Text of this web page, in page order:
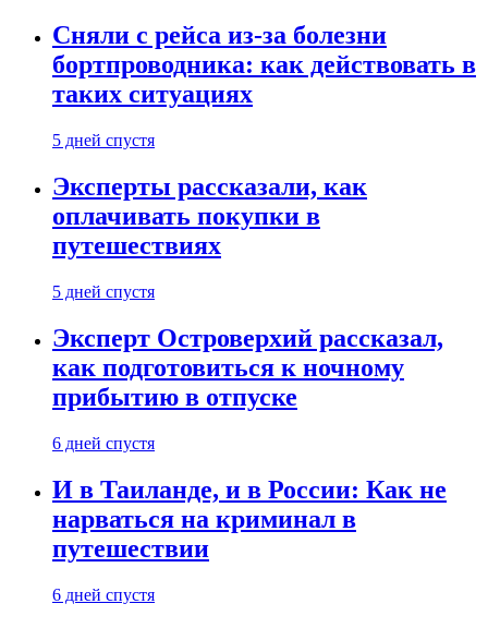
Сняли с рейса из-за болезни
бортпроводника: как действовать в
таких ситуациях
5 дней спустя
Эксперты рассказали, как
оплачивать покупки в
путешествиях
5 дней спустя
Эксперт Островерхий рассказал,
как подготовиться к ночному
прибытию в отпуске
6 дней спустя
И в Таиланде, и в России: Как не
нарваться на криминал в
путешествии
6 дней спустя